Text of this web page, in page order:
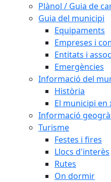
Plànol / Guia de
Guia del municipi
Equipaments
Empreses i
Entitats i
Emergències
Informació del
Història
El municipi en
Informació
Turisme
Festes i fires
Llocs d'interès
Rutes
On dormir